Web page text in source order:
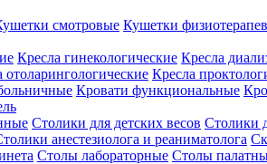
смотровые Кушетки
Кресла гинекологические Кресла
отоларингологические Кресла
Кровати функциональные
Столики для детских весов Столики
анестезиолога и реаниматолога
Столы лабораторные Столы